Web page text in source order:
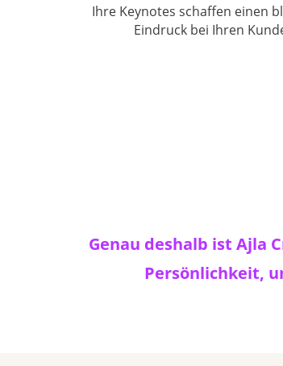
Ihre Keynotes schaffen einen
Eindruck bei Ihren
Genau deshalb ist Ajla
Persönlichkeit,